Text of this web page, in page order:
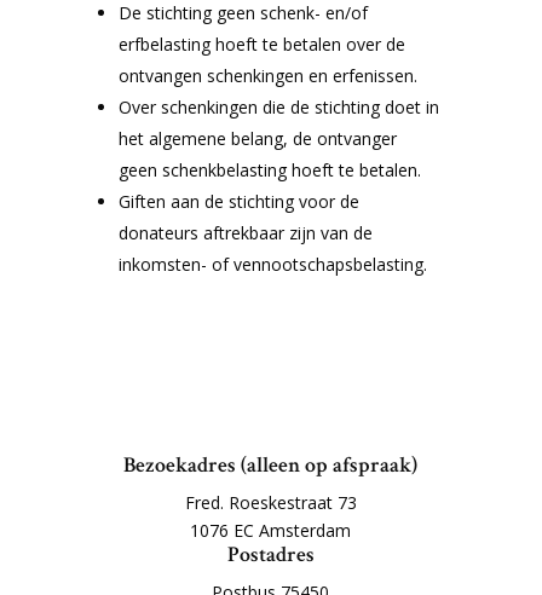
De stichting geen schenk- en/of
erfbelasting hoeft te betalen over de
ontvangen schenkingen en erfenissen.
Over schenkingen die de stichting doet in
het algemene belang, de ontvanger
geen schenkbelasting hoeft te betalen.
Giften aan de stichting voor de
donateurs aftrekbaar zijn van de
inkomsten- of vennootschapsbelasting.
Bezoekadres (alleen op afspraak)
Fred. Roeskestraat 73
1076 EC Amsterdam
Postadres